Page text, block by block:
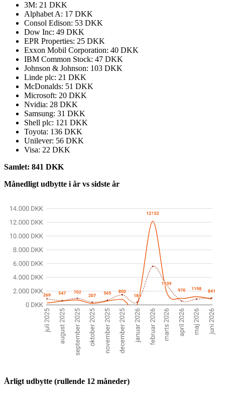
3M: 21 DKK
Alphabet A: 17 DKK
Consol Edison: 53 DKK
Dow Inc: 49 DKK
EPR Properties: 25 DKK
Exxon Mobil Corporation: 40 DKK
IBM Common Stock: 47 DKK
Johnson & Johnson: 103 DKK
Linde plc: 21 DKK
McDonalds: 51 DKK
Microsoft: 20 DKK
Nvidia: 28 DKK
Samsung: 31 DKK
Shell plc: 121 DKK
Toyota: 136 DKK
Unilever: 56 DKK
Visa: 22 DKK
Samlet: 841 DKK
Månedligt udbytte i år vs sidste år
Årligt udbytte (rullende 12 måneder)